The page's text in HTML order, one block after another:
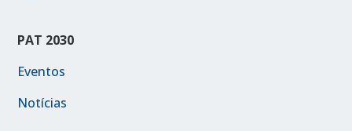
PAT 2030
Eventos
Notícias